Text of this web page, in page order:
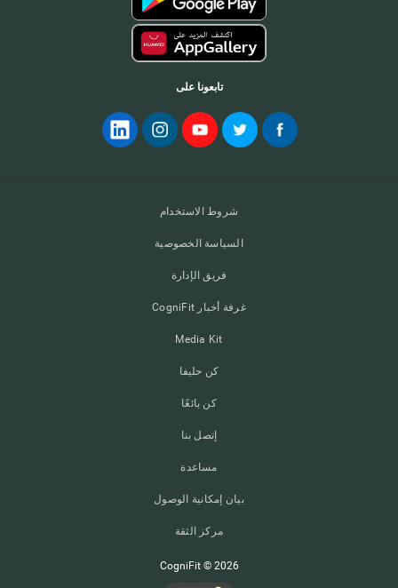
تابعونا على
شروط الاستخدام
السياسة الخصوصية
فريق الإدارة
غرفة أخبار CogniFit
Media Kit
كن حليفا
كن بائعًا
إتصل بنا
مساعدة
بيان إمكانية الوصول
مركز الثقة
CogniFit © 2026